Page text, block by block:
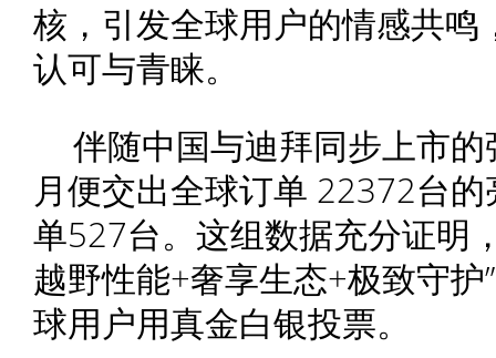
核，引发全球用户的情感共
认可与青睐。
伴随中国与迪拜同步上市
月便交出全球订单 22372台
单527台。这组数据充分证明
越野性能+奢享生态+极致守
球用户用真金白银投票。